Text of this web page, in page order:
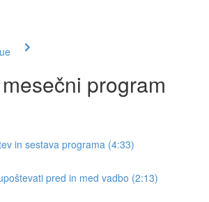
program
in sestava programa (4:33)
pred in med vadbo (2:13)